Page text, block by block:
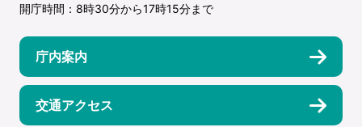
開庁時間：8時30分から17時15分まで
庁内案内
交通アクセス